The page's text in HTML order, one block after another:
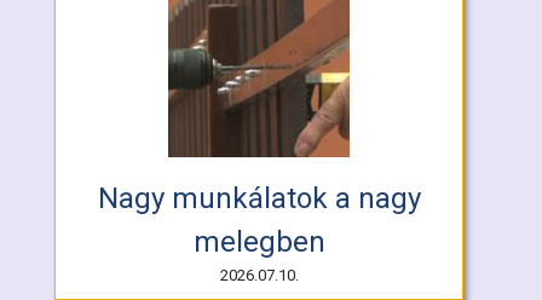
Nagy munkálatok a nagy
melegben
2026.07.10.